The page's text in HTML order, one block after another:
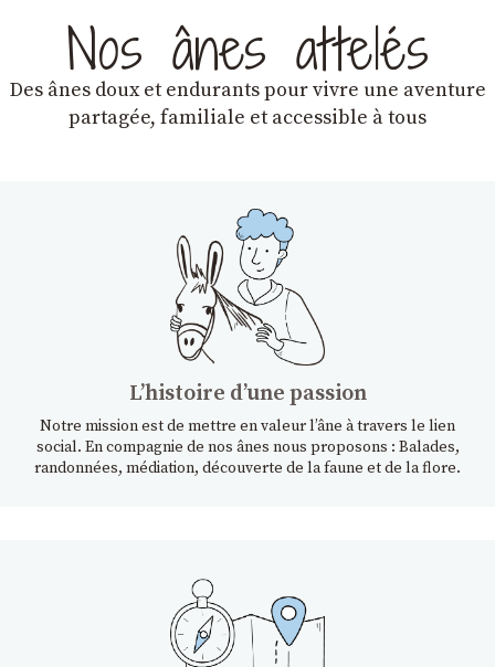
Nos ânes attelés
Des ânes doux et endurantspour vivre une aventure
partagée, familiale et accessible à tous
Lʼhistoire dʼune passion
Notre mission est de mettre en valeur l’âne à travers le lien
social. En compagnie de nos ânes nous proposons : Balades,
randonnées, médiation, découverte de la faune et de la flore.